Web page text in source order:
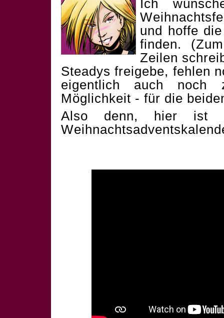
Ich
und hoffe
finden.
Zeilen
Steadys freigebe, fehlen
eigentlich auch noch
Möglichkeit - für die
Also denn, hier ist